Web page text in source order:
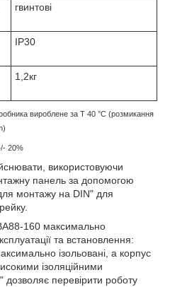
гвинтові
IP30
1,2кг
вироблене за T 40 °C (розмикання
20%
використовуючи
панель за допомогою
монтажу на DIN" для
160 максимально
та встановлення:
ізольовані, а корпус
ізоляційними
дозволяє перевірити роботу